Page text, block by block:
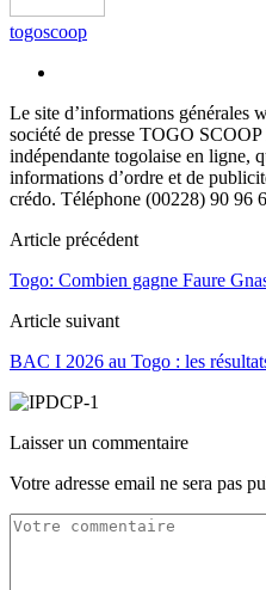
togoscoop
Le site d’informations générales
société de presse TOGO
indépendante togolaise en ligne,
informations d’ordre et de
crédo. Téléphone (00228) 90 96
Article précédent
Togo: Combien gagne Faure
Article suivant
BAC I 2026 au Togo : les
Laisser un commentaire
Votre adresse email ne sera pas